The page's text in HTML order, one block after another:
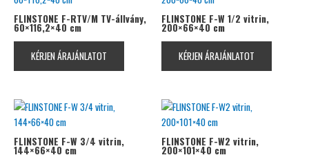
FLINSTONE F-RTV/M TV-állvány,
60×116,2×40 cm
KÉRJEN ÁRAJÁNLATOT
FLINSTONE F-W 1/2 vitrin,
200×66×40 cm
KÉRJEN ÁRAJÁNLATOT
FLINSTONE F-W 3/4 vitrin,
144×66×40 cm
FLINSTONE F-W2 vitrin,
200×101×40 cm